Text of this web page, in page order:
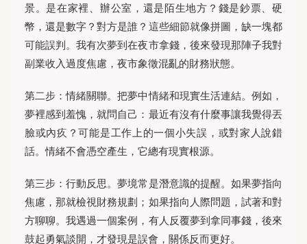
景。是在家裡、辦公室，還是陌生地方？錢是鈔票、硬
幣，還是數字？對方是誰？這些細節就像拼圖，缺一塊都
可能誤判。我有次夢到在夜市拿錢，後來發現那陣子我對
副業收入過度焦慮，夜市象徵混亂的財務狀態。
第二步：情緒關聯。把夢中情緒和現實生活連結。例如，
夢裡感到羞愧，就問自己：最近有沒有什麼事讓我覺得丟
臉或內疚？可能是工作上的一個小失誤，或對家人說錯
話。情緒不會憑空產生，它總有現實根源。
第三步：行動反思。夢境常是潛意識的提醒。如果夢指向
焦慮，那就檢視財務規劃；如果指向人際問題，試著和對
方聊聊。我遇過一個案例，有人反覆夢到拿同事錢，後來
鼓起勇氣談開，才發現是誤會，關係反而更好。